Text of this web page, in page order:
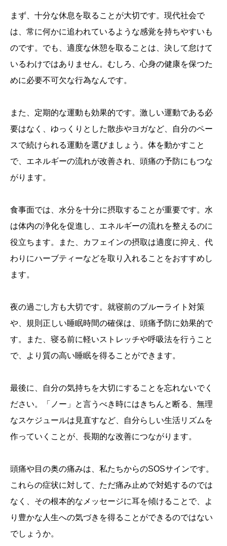
まず、十分な休息を取ることが大切です。現代社会で
は、常に何かに追われているような感覚を持ちやすいも
のです。でも、適度な休憩を取ることは、決して怠けて
いるわけではありません。むしろ、心身の健康を保つた
めに必要不可欠な行為なんです。
また、定期的な運動も効果的です。激しい運動である必
要はなく、ゆっくりとした散歩やヨガなど、自分のペー
スで続けられる運動を選びましょう。体を動かすこと
で、エネルギーの流れが改善され、頭痛の予防にもつな
がります。
食事面では、水分を十分に摂取することが重要です。水
は体内の浄化を促進し、エネルギーの流れを整えるのに
役立ちます。また、カフェインの摂取は適度に抑え、代
わりにハーブティーなどを取り入れることをおすすめし
ます。
夜の過ごし方も大切です。就寝前のブルーライト対策
や、規則正しい睡眠時間の確保は、頭痛予防に効果的で
す。また、寝る前に軽いストレッチや呼吸法を行うこと
で、より質の高い睡眠を得ることができます。
最後に、自分の気持ちを大切にすることを忘れないでく
ださい。「ノー」と言うべき時にはきちんと断る、無理
なスケジュールは見直すなど、自分らしい生活リズムを
作っていくことが、長期的な改善につながります。
頭痛や目の奥の痛みは、私たちからのSOSサインです。
これらの症状に対して、ただ痛み止めで対処するのでは
なく、その根本的なメッセージに耳を傾けることで、よ
り豊かな人生への気づきを得ることができるのではない
でしょうか。